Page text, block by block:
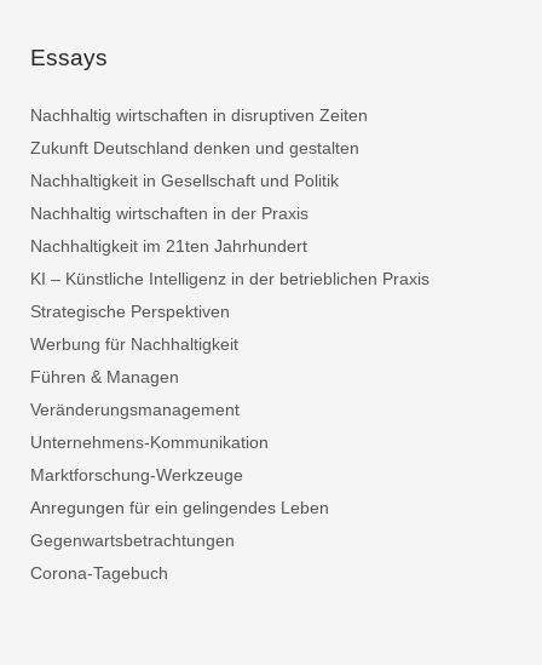
Essays
Nachhaltig wirtschaften in disruptiven Zeiten
Zukunft Deutschland denken und gestalten
Nachhaltigkeit in Gesellschaft und Politik
Nachhaltig wirtschaften in der Praxis
Nachhaltigkeit im 21ten Jahrhundert
KI – Künstliche Intelligenz in der betrieblichen Praxis
Strategische Perspektiven
Werbung für Nachhaltigkeit
Führen & Managen
Veränderungsmanagement
Unternehmens-Kommunikation
Marktforschung-Werkzeuge
Anregungen für ein gelingendes Leben
Gegenwartsbetrachtungen
Corona-Tagebuch